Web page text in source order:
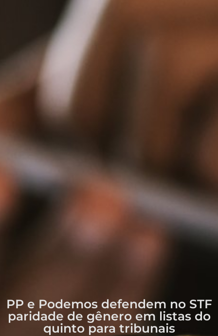
PP e Podemos defendem no STF
paridade de gênero em listas do
quinto para tribunais